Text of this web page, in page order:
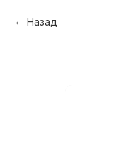
Назад